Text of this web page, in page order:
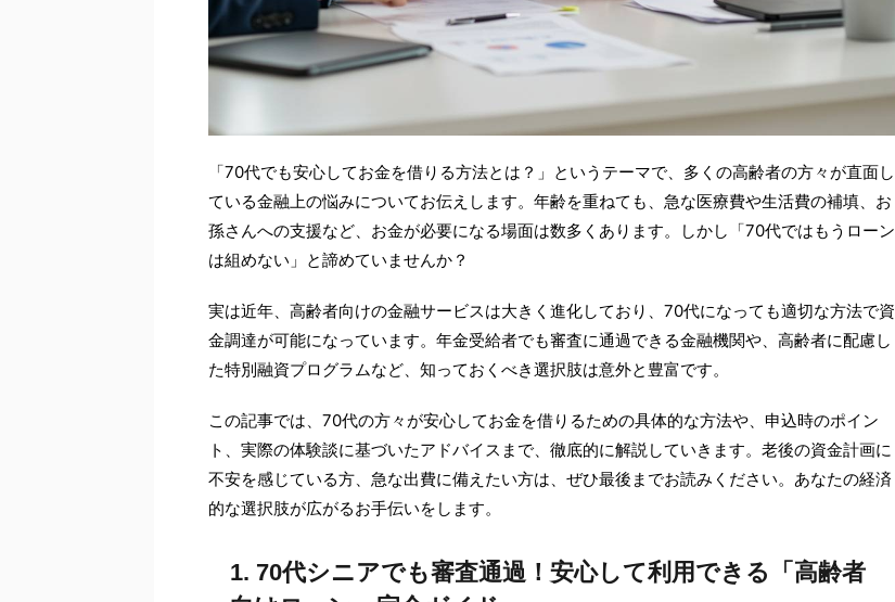
「70代でも安心してお金を借りる方法とは？」というテーマで、多くの高齢者の方々が直面し
ている金融上の悩みについてお伝えします。年齢を重ねても、急な医療費や生活費の補填、お
孫さんへの支援など、お金が必要になる場面は数多くあります。しかし「70代ではもうローン
は組めない」と諦めていませんか？
実は近年、高齢者向けの金融サービスは大きく進化しており、70代になっても適切な方法で資
金調達が可能になっています。年金受給者でも審査に通過できる金融機関や、高齢者に配慮し
た特別融資プログラムなど、知っておくべき選択肢は意外と豊富です。
この記事では、70代の方々が安心してお金を借りるための具体的な方法や、申込時のポイン
ト、実際の体験談に基づいたアドバイスまで、徹底的に解説していきます。老後の資金計画に
不安を感じている方、急な出費に備えたい方は、ぜひ最後までお読みください。あなたの経済
的な選択肢が広がるお手伝いをします。
1. 70代シニアでも審査通過！安心して利用できる「高齢者